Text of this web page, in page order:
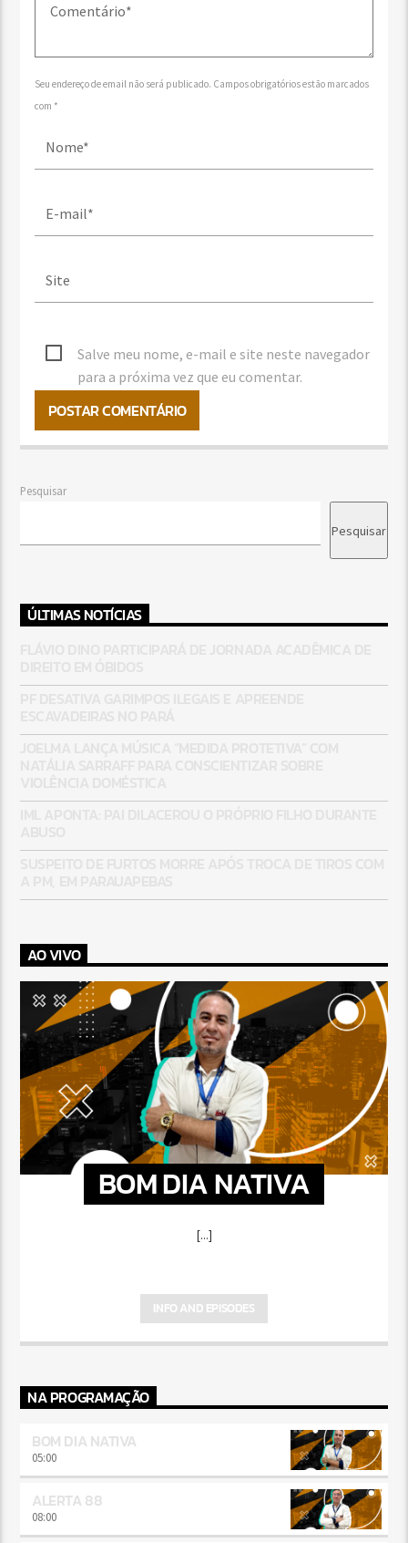
Seu endereço de email não será publicado. Campos obrigatórios estão marcados
com *
Salve meu nome, e-mail e site neste navegador
para a próxima vez que eu comentar.
Pesquisar
Pesquisar
ÚLTIMAS NOTÍCIAS
AO VIVO
BOM DIA NATIVA
[...]
INFO AND EPISODES
NA PROGRAMAÇÃO
BOM DIA NATIVA
05:00
ALERTA 88
08:00